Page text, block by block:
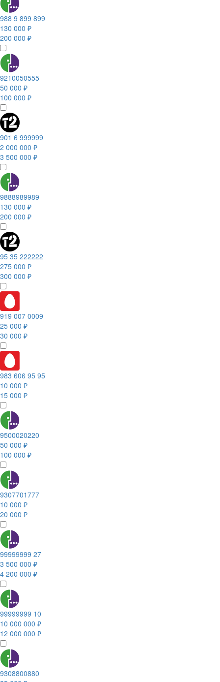
988 9 899 899
130 000 ₽
200 000 ₽
9210050555
50 000 ₽
100 000 ₽
901 6 999999
2 000 000 ₽
3 500 000 ₽
9888989989
130 000 ₽
200 000 ₽
95 35 222222
275 000 ₽
300 000 ₽
919 007 0009
25 000 ₽
30 000 ₽
983 606 95 95
10 000 ₽
15 000 ₽
9500020220
50 000 ₽
100 000 ₽
9307701777
10 000 ₽
20 000 ₽
99999999 27
3 500 000 ₽
4 200 000 ₽
99999999 10
10 000 000 ₽
12 000 000 ₽
9308800880